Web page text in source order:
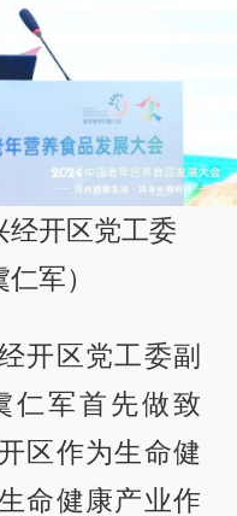
经开区党工委
军）
开区党工委副
仁军首先做致
区作为生命健
命健康产业作